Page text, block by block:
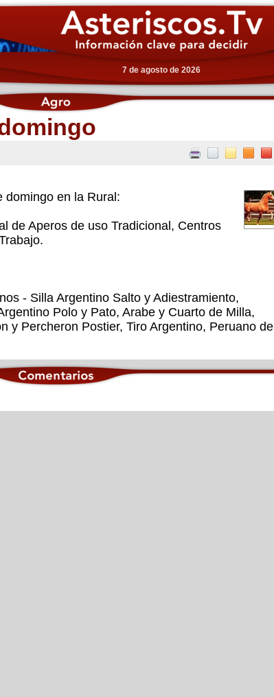
7 de agosto de 2026
domingo en la Rural:
de Aperos de uso Tradicional, Centros
- Silla Argentino Salto y Adiestramiento,
Polo y Pato, Arabe y Cuarto de Milla,
y Percheron Postier, Tiro Argentino, Peruano de